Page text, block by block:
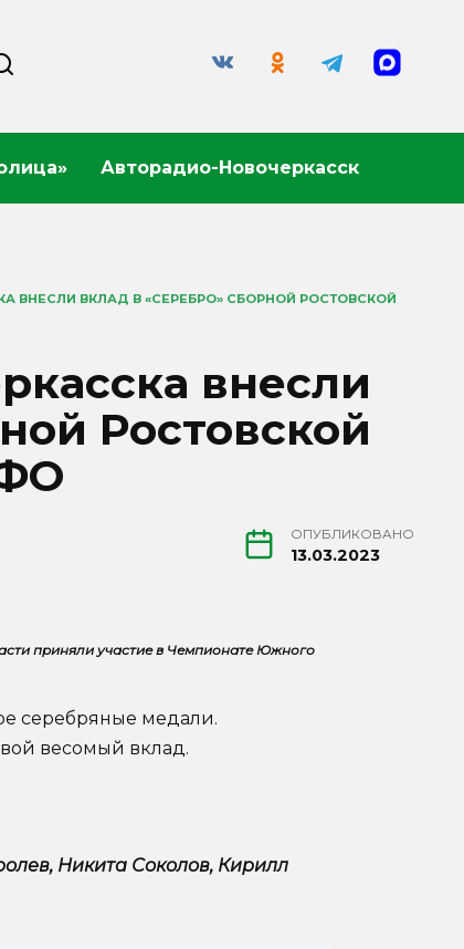
Авторадио-Новочеркасск
ВНЕСЛИ ВКЛАД В «СЕРЕБРО» СБОРНОЙ РОСТОВСКОЙ
внесли
Ростовской
ОПУБЛИКОВАНО
13.03.2023
приняли участие в Чемпионате Южного
серебряные медали.
весомый вклад.
Никита Соколов, Кирилл